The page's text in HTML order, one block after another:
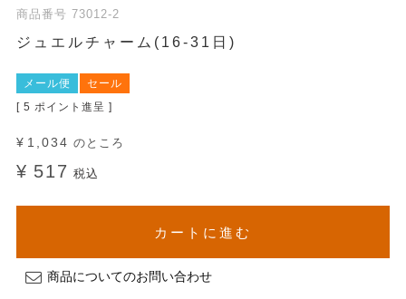
商品番号 73012-2
ジュエルチャーム(16-31日)
メール便
セール
[ 5 ポイント進呈 ]
¥ 1,034 のところ
¥ 517 税込
カートに進む
商品についてのお問い合わせ